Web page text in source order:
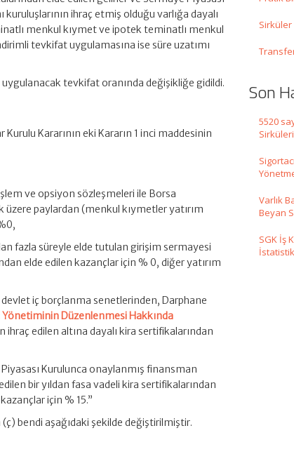
ihraç etmiş olduğu varlığa dayalı
menkul kıymet ve ipotek teminatlı menkul
tevkifat uygulamasına ise süre uzatımı
tevkifat oranında değişikliğe gidildi.
Kararının eki Kararın 1 inci maddesinin
ve opsiyon sözleşmeleri ile Borsa
üzere paylardan (menkul kıymetler yatırım
fazla süreyle elde tutulan girişim sermayesi
elde edilen kazançlar için % 0, diğer yatırım
devlet iç borçlanma senetlerinden, Darphane
Yönetiminin Düzenlenmesi Hakkında
edilen altına dayalı kira sertifikalarından
Kurulunca onaylanmış finansman
bir yıldan fasa vadeli kira sertifikalarından
için % 15.”
(ç) bendi aşağıdaki şekilde değiştirilmiştir.
Sirküler
Son
5520
Varlık
Beyan
SGK İş